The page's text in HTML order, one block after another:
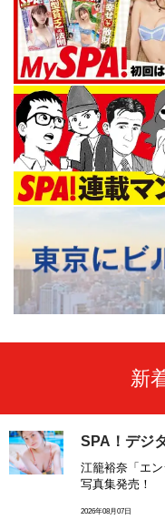
新
SPA！デジ
江籠裕奈「エ
写真集発売！
2026年08月07日